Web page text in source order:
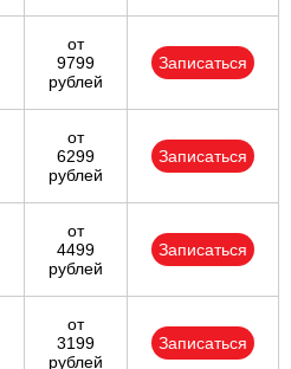
от
9799
рублей
Записаться
от
6299
рублей
Записаться
от
4499
рублей
Записаться
от
3199
рублей
Записаться